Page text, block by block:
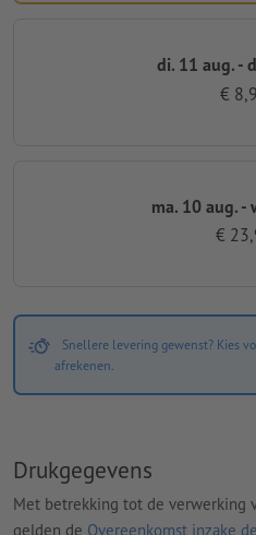
di. 11 aug. -
€
ma. 10 aug. -
€
Snellere levering gewenst? Kies
afrekenen.
Drukgegevens
Met betrekking tot de verwerking
gelden de Overeenkomst inzake